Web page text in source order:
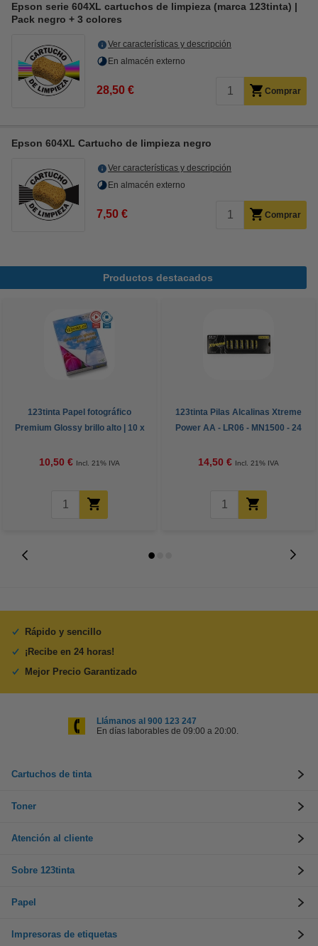
Epson serie 604XL cartuchos de limpieza (marca 123tinta) |
Pack negro + 3 colores
Ver características y descripción
En almacén externo
28,50 € Comprar
Epson 604XL Cartucho de limpieza negro
Ver características y descripción
En almacén externo
7,50 € Comprar
Productos destacados
123tinta Papel fotográfico
Premium Glossy brillo alto | 10 x
10,50 € Incl. 21% IVA
123tinta Pilas Alcalinas Xtreme
Power AA - LR06 - MN1500 - 24
14,50 € Incl. 21% IVA
Rápido y sencillo
¡Recibe en 24 horas!
Mejor Precio Garantizado
Llámanos al 900 123 247
En días laborables de 09:00 a 20:00.
Cartuchos de tinta
Toner
Atención al cliente
Sobre 123tinta
Papel
Impresoras de etiquetas